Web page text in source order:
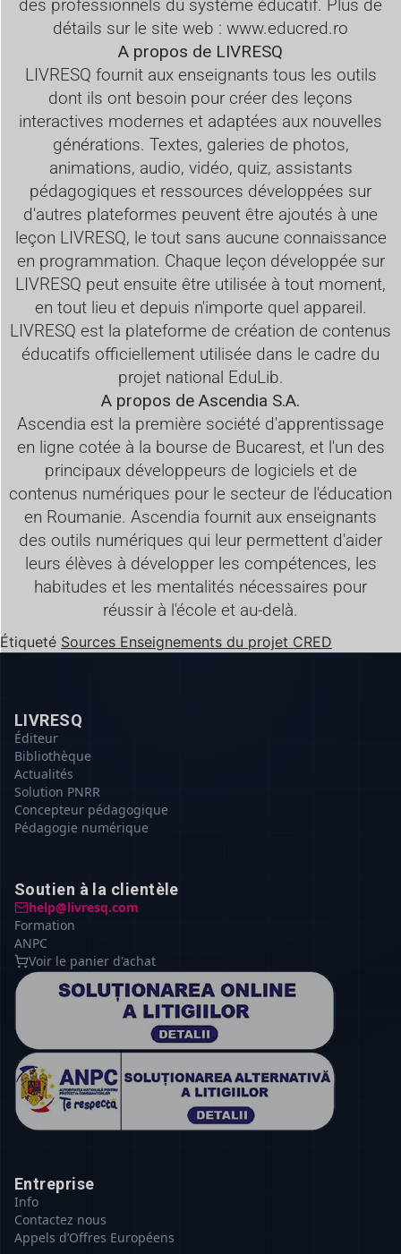
des professionnels du système éducatif. Plus de
détails sur le site web : www.educred.ro
A propos de LIVRESQ
LIVRESQ fournit aux enseignants tous les outils
dont ils ont besoin pour créer des leçons
interactives modernes et adaptées aux nouvelles
générations. Textes, galeries de photos,
animations, audio, vidéo, quiz, assistants
pédagogiques et ressources développées sur
d'autres plateformes peuvent être ajoutés à une
leçon LIVRESQ, le tout sans aucune connaissance
en programmation. Chaque leçon développée sur
LIVRESQ peut ensuite être utilisée à tout moment,
en tout lieu et depuis n'importe quel appareil.
LIVRESQ est la plateforme de création de contenus
éducatifs officiellement utilisée dans le cadre du
projet national EduLib.
A propos de Ascendia S.A.
Ascendia est la première société d'apprentissage
en ligne cotée à la bourse de Bucarest, et l'un des
principaux développeurs de logiciels et de
contenus numériques pour le secteur de l'éducation
en Roumanie. Ascendia fournit aux enseignants
des outils numériques qui leur permettent d'aider
leurs élèves à développer les compétences, les
habitudes et les mentalités nécessaires pour
réussir à l'école et au-delà.
Étiqueté Sources Enseignements du projet CRED
LIVRESQ
Éditeur
Bibliothèque
Actualités
Solution PNRR
Concepteur pédagogique
Pédagogie numérique
Soutien à la clientèle
help@livresq.com
Formation
ANPC
Voir le panier d'achat
Entreprise
Info
Contactez nous
Appels d’Offres Européens